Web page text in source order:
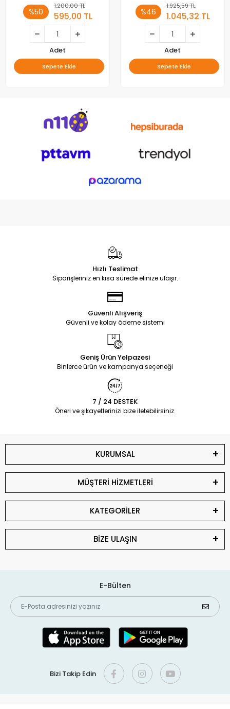
%50
1.200,00 TL
595,00 TL
Adet
Sepete Ekle
%46
1.925,59 TL
1.045,32 TL
Adet
Sepete Ekle
Hızlı Teslimat
Siparişleriniz en kısa sürede elinize ulaşır.
Güvenli Alışveriş
Güvenli ve kolay ödeme sistemi
Geniş Ürün Yelpazesi
Binlerce ürün ve kampanya seçeneği
7 / 24 DESTEK
Öneri ve şikayetlerinizi bize iletebilirsiniz.
KURUMSAL
MÜŞTERİ HİZMETLERİ
KATEGORİLER
BİZE ULAŞIN
E-Bülten
Bizi Takip Edin